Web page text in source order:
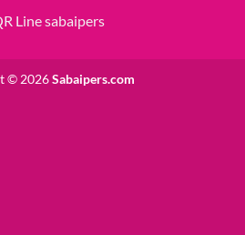
© 2026Sabaipers.com